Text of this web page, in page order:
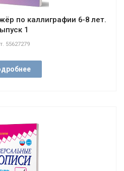
по каллиграфии 6-8 лет.
1
55627279